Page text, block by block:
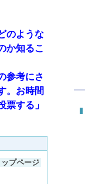
のような
か知るこ
参考にさ
。 お時間
票する」
ップページ